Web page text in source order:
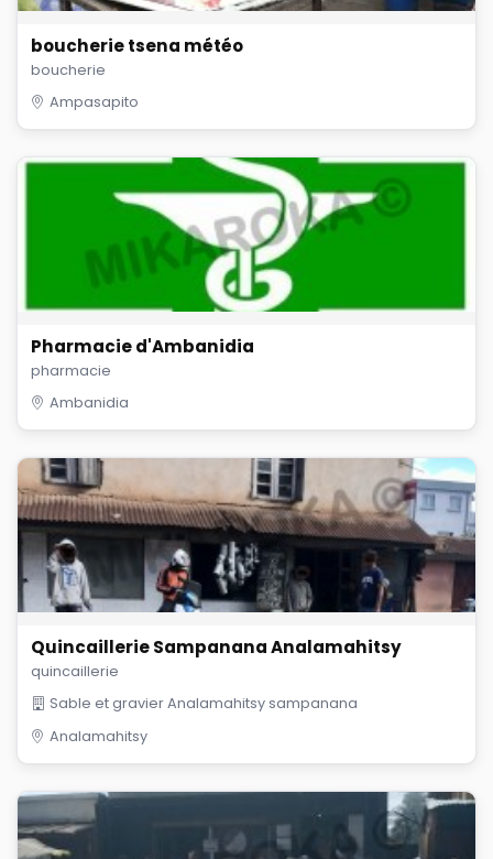
boucherie tsena météo
boucherie
Ampasapito
Pharmacie d'Ambanidia
pharmacie
Ambanidia
Quincaillerie Sampanana Analamahitsy
quincaillerie
Sable et gravier Analamahitsy sampanana
Analamahitsy